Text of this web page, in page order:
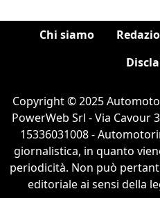
Chi siamo
Copyright © 2025
PowerWeb Srl - Via Cavour
15336031008 -
giornalistica, in quanto
periodicità. Non può
editoriale ai sensi della